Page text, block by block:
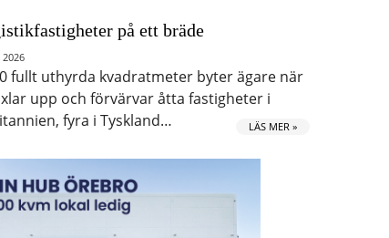
på ett bräde
fullt uthyrda kvadratmeter byter ägare när
upp och förvärvar åtta fastigheter i
fyra i Tyskland…
LÄS MER »